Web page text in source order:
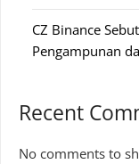
CZ Binance
Pengampunan
Recent
No comments to